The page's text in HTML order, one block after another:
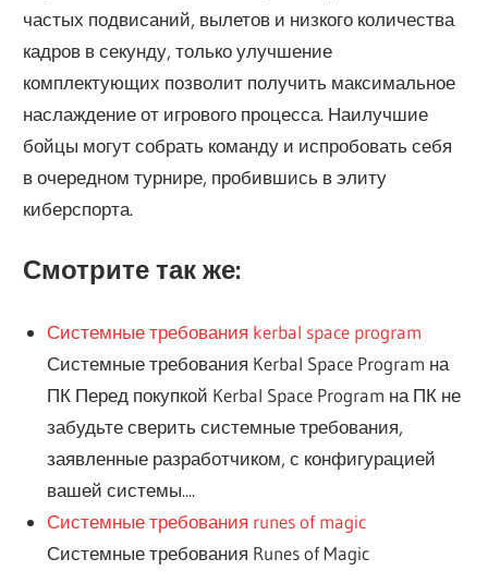
частых подвисаний, вылетов и низкого количества
кадров в секунду, только улучшение
комплектующих позволит получить максимальное
наслаждение от игрового процесса. Наилучшие
бойцы могут собрать команду и испробовать себя
в очередном турнире, пробившись в элиту
киберспорта.
Смотрите так же:
Системные требования kerbal space program
Системные требования Kerbal Space Program на
ПК Перед покупкой Kerbal Space Program на ПК не
забудьте сверить системные требования,
заявленные разработчиком, с конфигурацией
вашей системы....
Системные требования runes of magic
Системные требования Runes of Magic